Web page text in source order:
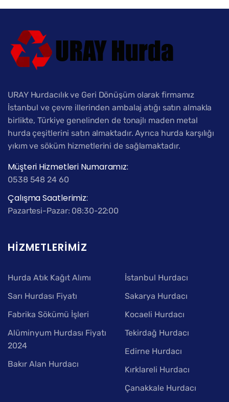
URAY Hurdacılık ve Geri Dönüşüm olarak firmamız
İstanbul ve çevre illerinden ambalaj atığı satın almakla
birlikte, Türkiye genelinden de tonajlı maden metal
hurda çeşitlerini satın almaktadır. Ayrıca hurda karşılığı
yıkım ve söküm hizmetlerini de sağlamaktadır.
Müşteri Hizmetleri Numaramız:
0538 548 24 60
Çalışma Saatlerimiz:
Pazartesi-Pazar: 08:30-22:00
HIZMETLERIMIZ
Hurda Atık Kağıt Alımı
Sarı Hurdası Fiyatı
Fabrika Sökümü İşleri
Alüminyum Hurdası Fiyatı
2024
Bakır Alan Hurdacı
İstanbul Hurdacı
Sakarya Hurdacı
Kocaeli Hurdacı
Tekirdağ Hurdacı
Edirne Hurdacı
Kırklareli Hurdacı
Çanakkale Hurdacı